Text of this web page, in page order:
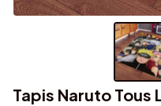
Tapis Naruto Tous